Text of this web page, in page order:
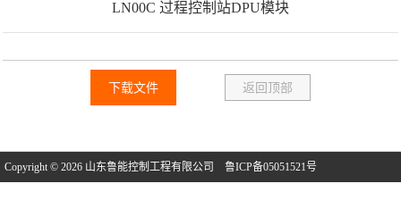
LN00C 过程控制站DPU模块
下载文件 返回顶部
Copyright © 2026 山东鲁能控制工程有限公司 鲁ICP备05051521号